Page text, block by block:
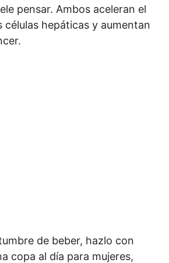
pensar. Ambos aceleran el
células hepáticas y aumentan
de beber, hazlo con
copa al día para mujeres,